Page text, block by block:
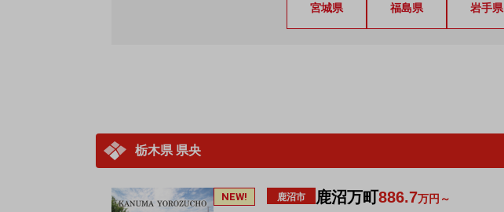
宮城県 福島県 岩手県
栃木県 県央
NEW! 鹿沼市 鹿沼万町886.7万円～